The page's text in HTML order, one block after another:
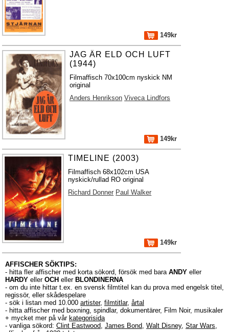
149kr
JAG ÄR ELD OCH LUFT
(1944)
Filmaffisch 70x100cm nyskick NM
original
Anders Henrikson Viveca Lindfors
149kr
TIMELINE (2003)
Filmaffisch 68x102cm USA
nyskick/rullad RO original
Richard Donner Paul Walker
149kr
AFFISCHER SÖKTIPS:
- hitta fler affischer med korta sökord, försök med bara ANDY eller
HARDY eller OCH eller BLONDINERNA
- om du inte hittar t.ex. en svensk filmtitel kan du prova med engelsk titel,
regissör, eller skådespelare
- sök i listan med 10.000 artister, filmtitlar, årtal
- hitta affischer med boxning, spindlar, dokumentärer, Film Noir, musikaler
+ mycket mer på vår kategorisida
- vanliga sökord: Clint Eastwood, James Bond, Walt Disney, Star Wars,